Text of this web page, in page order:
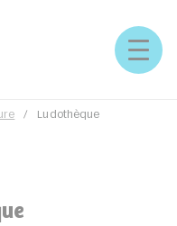
Menu
Ludothèque